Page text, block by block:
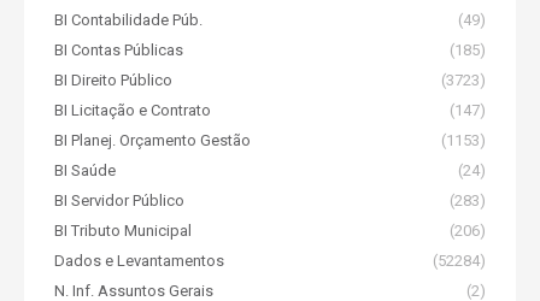
BI Contabilidade Púb.
(49)
BI Contas Públicas
(185)
BI Direito Público
(3723)
BI Licitação e Contrato
(147)
BI Planej. Orçamento Gestão
(1153)
BI Saúde
(24)
BI Servidor Público
(283)
BI Tributo Municipal
(206)
Dados e Levantamentos
(52284)
N. Inf. Assuntos Gerais
(2)